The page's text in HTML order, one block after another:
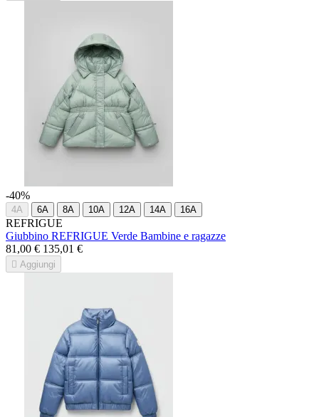
-40%
4A 6A 8A 10A 12A 14A 16A
REFRIGUE
Giubbino REFRIGUE Verde Bambine e ragazze
81,00 € 135,01 €
 Aggiungi